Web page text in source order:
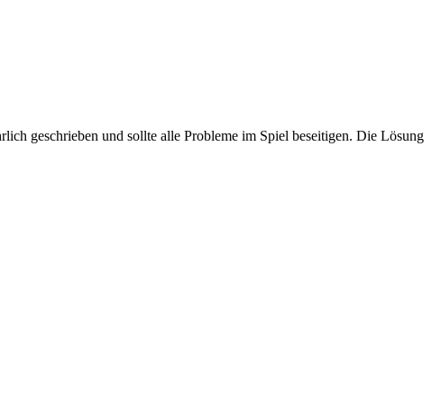
geschrieben und sollte alle Probleme im Spiel beseitigen. Die Lösung